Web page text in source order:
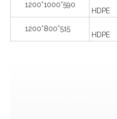
1200*1000*590
HDPE
1200*800*515
HDPE